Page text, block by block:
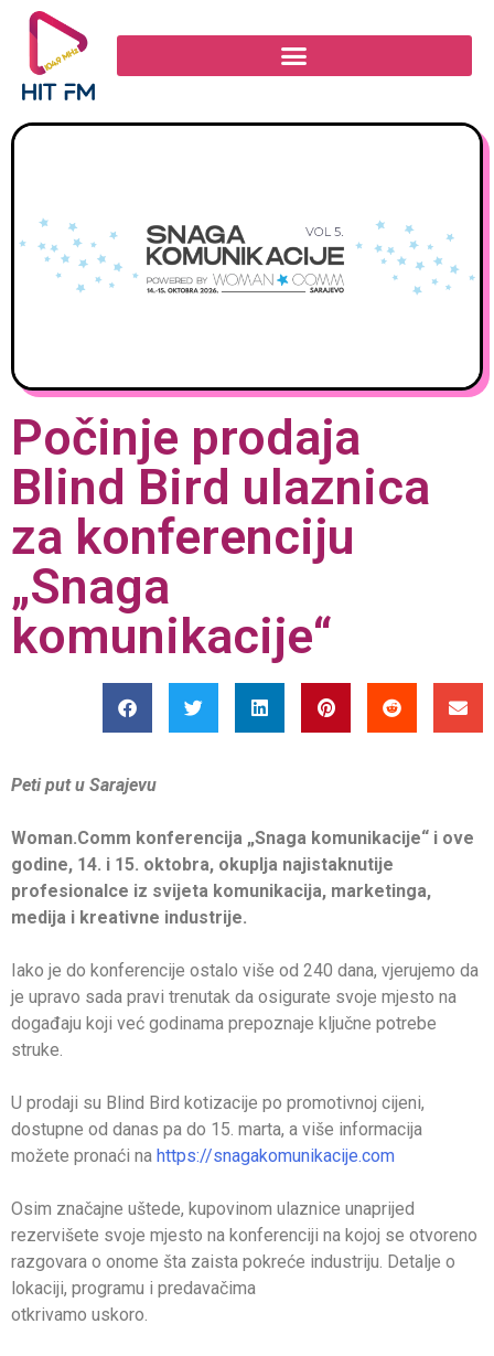
Počinje prodaja
Blind Bird ulaznica
za konferenciju
„Snaga
komunikacije“
Peti put u Sarajevu
Woman.Comm konferencija „Snaga komunikacije“ i ove
godine, 14. i 15. oktobra, okuplja najistaknutije
profesionalce iz svijeta komunikacija, marketinga,
medija i kreativne industrije.
Iako je do konferencije ostalo više od 240 dana, vjerujemo da
je upravo sada pravi trenutak da osigurate svoje mjesto na
događaju koji već godinama prepoznaje ključne potrebe
struke.
U prodaji su Blind Bird kotizacije po promotivnoj cijeni,
dostupne od danas pa do 15. marta, a više informacija
možete pronaći na https://snagakomunikacije.com
Osim značajne uštede, kupovinom ulaznice unaprijed
rezervišete svoje mjesto na konferenciji na kojoj se otvoreno
razgovara o onome šta zaista pokreće industriju. Detalje o
lokaciji, programu i predavačima
otkrivamo uskoro.